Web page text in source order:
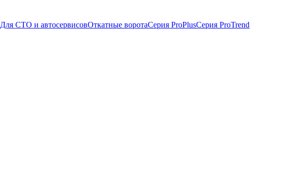
Для СТО и автосервисовОткатные воротаСерия ProPlusСерия ProTrend